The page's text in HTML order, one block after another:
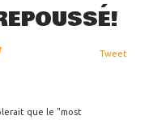
Tweet
que le "most